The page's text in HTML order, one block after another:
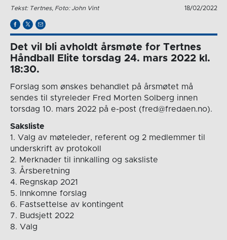
Tekst: Tertnes, Foto: John Vint 18/02/2022
Det vil bli avholdt årsmøte for Tertnes
Håndball Elite torsdag 24. mars 2022 kl.
18:30.
Forslag som ønskes behandlet på årsmøtet må
sendes til styreleder Fred Morten Solberg innen
torsdag 10. mars 2022 på e-post (fred@fredaen.no).
Saksliste
1. Valg av møteleder, referent og 2 medlemmer til
underskrift av protokoll
2. Merknader til innkalling og saksliste
3. Årsberetning
4. Regnskap 2021
5. Innkomne forslag
6. Fastsettelse av kontingent
7. Budsjett 2022
8. Valg